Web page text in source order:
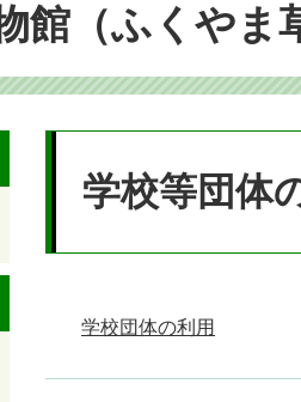
館（ふくやま
学校等団体
学校団体の利用